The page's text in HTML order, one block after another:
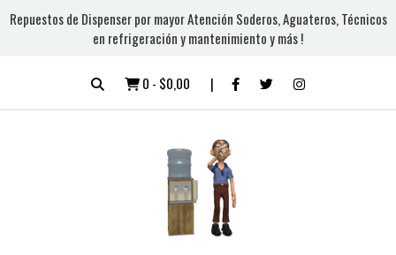
Repuestos de Dispenser por mayor Atención Soderos, Aguateros, Técnicos
en refrigeración y mantenimiento y más !
0 - $0,00